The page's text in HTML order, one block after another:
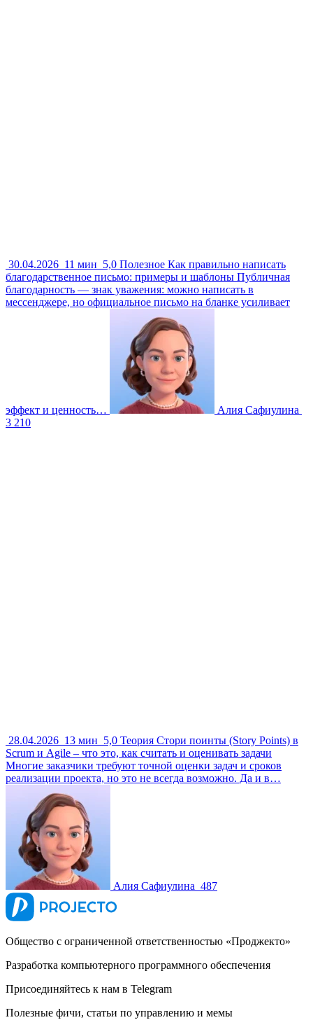
30.04.2026 11 мин 5,0 Полезное Как правильно написать
благодарственное письмо: примеры и шаблоны Публичная
благодарность — знак уважения: можно написать в
мессенджере, но официальное письмо на бланке усиливает
эффект и ценность…
Алия Сафиулина
3 210
28.04.2026 13 мин 5,0 Теория Стори поинты (Story Points) в
Scrum и Agile – что это, как считать и оценивать задачи
Многие заказчики требуют точной оценки задач и сроков
реализации проекта, но это не всегда возможно. Да и в…
Алия Сафиулина 487
Общество с ограниченной ответственностью «Проджекто»
Разработка компьютерного программного обеспечения
Присоединяйтесь к нам в Telegram
Полезные фичи, статьи по управлению и мемы